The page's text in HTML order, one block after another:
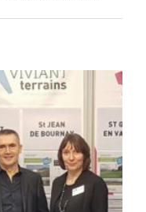
TERRAINS
avril